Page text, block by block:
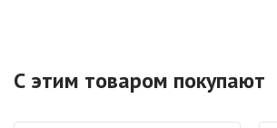
С этим товаром покупают